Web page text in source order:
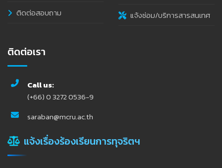
ติดต่อสอบถาม
แจ้งซ่อม/บริการสารสนเทศ
ติดต่อเรา
Call us:
(+66) 0 3272 0536-9
saraban@mcru.ac.th
แจ้งเรื่องร้องเรียนการทุจริตฯ